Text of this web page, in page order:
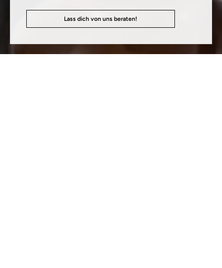
Lass dich von uns beraten!